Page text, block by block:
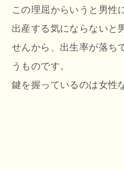
この理屈からいうと男性
出産する気にならないと
せんから、出生率が落ち
うものです。
鍵を握っているのは女性